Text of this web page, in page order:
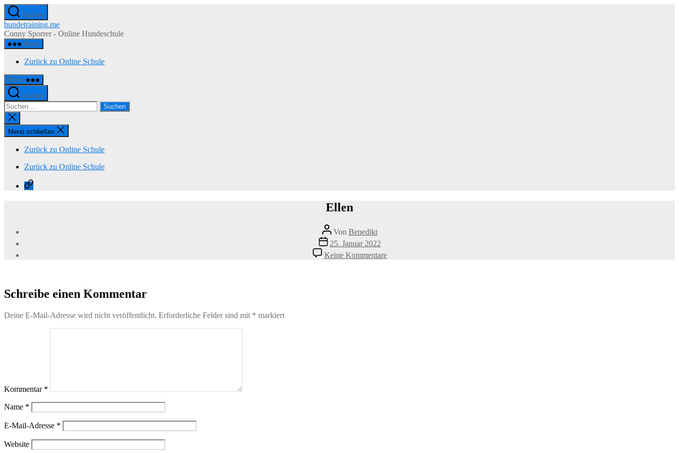
Zum
Inhalt
springen
Suchen
hundetraining.me
Conny Sporrer - Online Hundeschule
Menü
Zurück zu Online Schule
Menü
Suchen
Suchen
nach:
Suche
schließen
Menü schließen
Zurück zu Online Schule
Zurück zu Online Schule
Zurück
zu
Ellen
Beitragsautor
Von Benedikt
Veröffentlichungsdatum
25. Januar 2022
Keine Kommentarezu
Ellen
Schreibe einen Kommentar
Deine E-Mail-Adresse wird nicht veröffentlicht. Erforderliche Felder sind mit * markiert
Kommentar *
Name *
E-Mail-Adresse *
Website